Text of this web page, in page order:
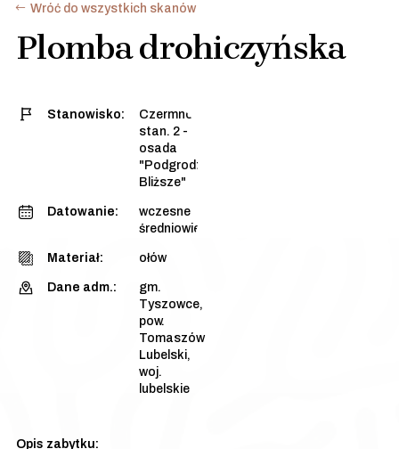
Wróć do wszystkich skanów
Plomba drohiczyńska
Stanowisko:
Czermno,
stan. 2 -
osada
"Podgrodzie
Bliższe"
Datowanie:
wczesne
średniowiecze
Materiał: ołów
Dane adm.:
gm.
Tyszowce,
pow.
Tomaszów
Lubelski,
woj.
lubelskie